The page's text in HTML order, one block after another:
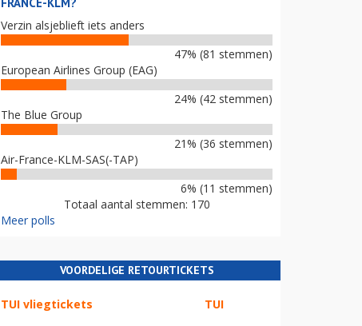
Verzin alsjeblieft iets anders
47% (81 stemmen)
European Airlines Group (EAG)
24% (42 stemmen)
The Blue Group
21% (36 stemmen)
Air-France-KLM-SAS(-TAP)
6% (11 stemmen)
Totaal aantal stemmen: 170
Meer polls
VOORDELIGE RETOURTICKETS
TUI vliegtickets TUI